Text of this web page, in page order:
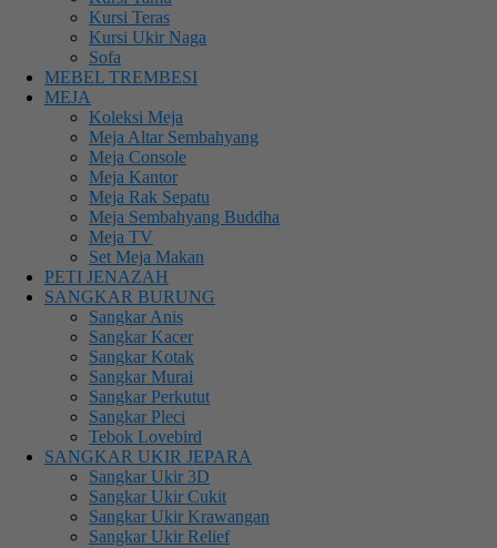
Kursi Teras
Kursi Ukir Naga
Sofa
MEBEL TREMBESI
MEJA
Koleksi Meja
Meja Altar Sembahyang
Meja Console
Meja Kantor
Meja Rak Sepatu
Meja Sembahyang Buddha
Meja TV
Set Meja Makan
PETI JENAZAH
SANGKAR BURUNG
Sangkar Anis
Sangkar Kacer
Sangkar Kotak
Sangkar Murai
Sangkar Perkutut
Sangkar Pleci
Tebok Lovebird
SANGKAR UKIR JEPARA
Sangkar Ukir 3D
Sangkar Ukir Cukit
Sangkar Ukir Krawangan
Sangkar Ukir Relief